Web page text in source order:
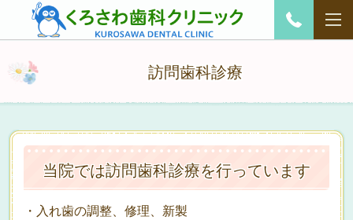
訪問歯科診療
当院では訪問歯科診療を行っています
・入れ歯の調整、修理、新製